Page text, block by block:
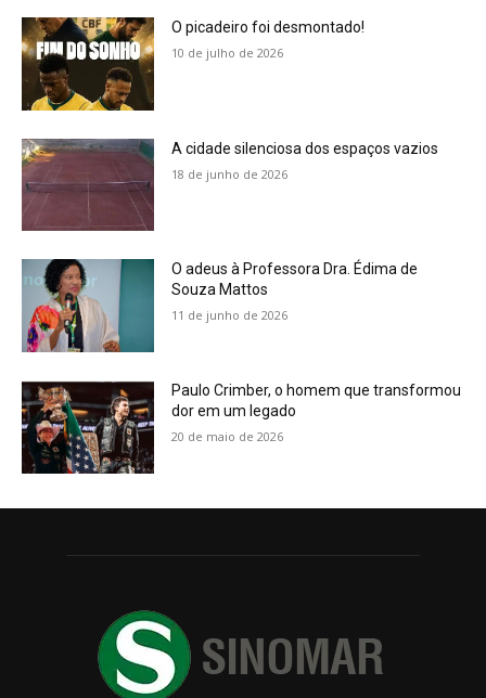
O picadeiro foi desmontado!
10 de julho de 2026
A cidade silenciosa dos espaços vazios
18 de junho de 2026
O adeus à Professora Dra. Édima de
Souza Mattos
11 de junho de 2026
Paulo Crimber, o homem que transformou
dor em um legado
20 de maio de 2026